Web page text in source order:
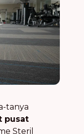
tanya
pusat
Steril